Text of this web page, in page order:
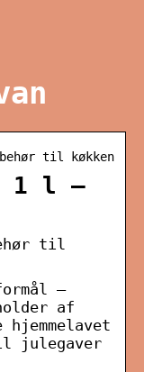
til køkken
1 l –
til
–
af
julegaver